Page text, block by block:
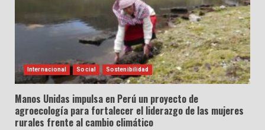
Internacional Social Sostenibilidad
Manos Unidas impulsa en Perú un proyecto de
agroecología para fortalecer el liderazgo de las mujeres
rurales frente al cambio climático